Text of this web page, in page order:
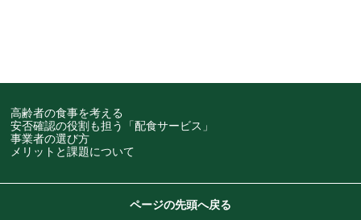
高齢者の食事を考える
安否確認の役割も担う「配食サービス」
事業者の選び方
メリットと課題について
ページの先頭へ戻る